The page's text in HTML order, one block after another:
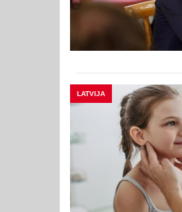
LATVIJA